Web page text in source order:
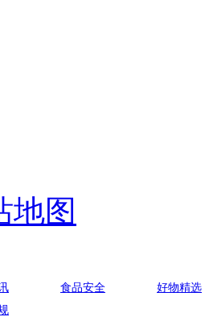
地图
食品安全
好物精选